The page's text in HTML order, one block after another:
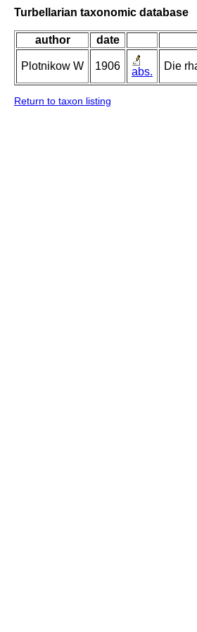
Turbellarian taxonomic database
author date
Plotnikow W 1906 abs. Die
Return to taxon listing